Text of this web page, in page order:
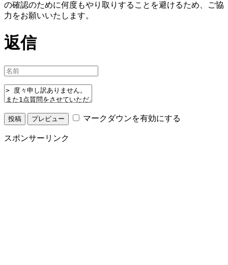
の確認のために何度もやり取りすることを避けるため、ご協
力をお願いいたします。
返信
マークダウンを有効にする
スポンサーリンク